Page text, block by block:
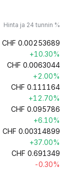
Hinta ja 24 tunnin %
CHF 0.00253689
+10.30%
CHF 0.0063044
+2.00%
CHF 0.111164
+12.70%
CHF 0.095786
+6.10%
CHF 0.00314899
+37.00%
CHF 0.691349
-0.30%